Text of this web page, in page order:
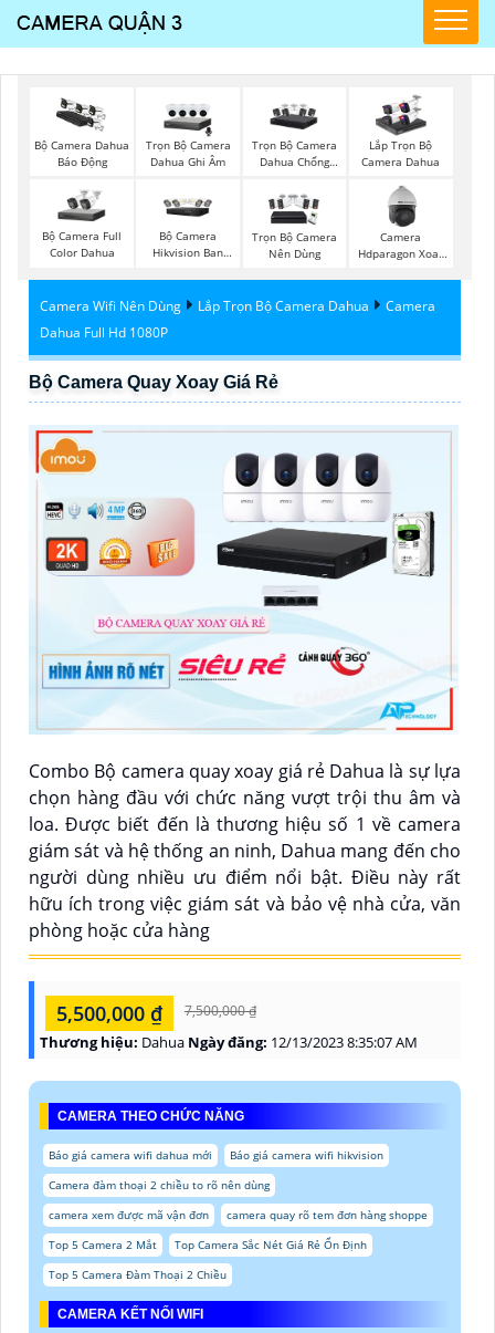
Bộ Camera Dahua
Báo Động
Trọn Bộ Camera
Dahua Ghi Âm
Trọn Bộ Camera
Dahua Chống
Lắp Trọn Bộ
Camera Dahua
Bộ Camera Full
Color Dahua
Bộ Camera
Hikvision Ban
Trọn Bộ Camera
Nên Dùng
Camera
Hdparagon Xoay
Camera Wifi Nên Dùng Lắp Trọn Bộ Camera Dahua
Camera
Dahua Full Hd 1080P
Bộ Camera Quay Xoay Giá Rẻ
Combo Bộ camera quay xoay giá rẻ Dahua là sự lựa
chọn hàng đầu với chức năng vượt trội thu âm và
loa. Được biết đến là thương hiệu số 1 về camera
giám sát và hệ thống an ninh, Dahua mang đến cho
người dùng nhiều ưu điểm nổi bật. Điều này rất
hữu ích trong việc giám sát và bảo vệ nhà cửa, văn
phòng hoặc cửa hàng
5,500,000 ₫ 7,500,000 ₫
Thương hiệu: Dahua Ngày đăng: 12/13/2023 8:35:07 AM
CAMERA THEO CHỨC NĂNG
Báo giá camera wifi dahua mới
Báo giá camera wifi hikvision
Camera đàm thoại 2 chiều to rõ nên dùng
camera xem được mã vận đơn
camera quay rõ tem đơn hàng shoppe
Top 5 Camera 2 Mắt
Top Camera Sắc Nét Giá Rẻ Ổn Định
Top 5 Camera Đàm Thoại 2 Chiều
CAMERA KẾT NỐI WIFI